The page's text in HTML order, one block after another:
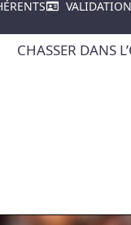
CHASSER DANS